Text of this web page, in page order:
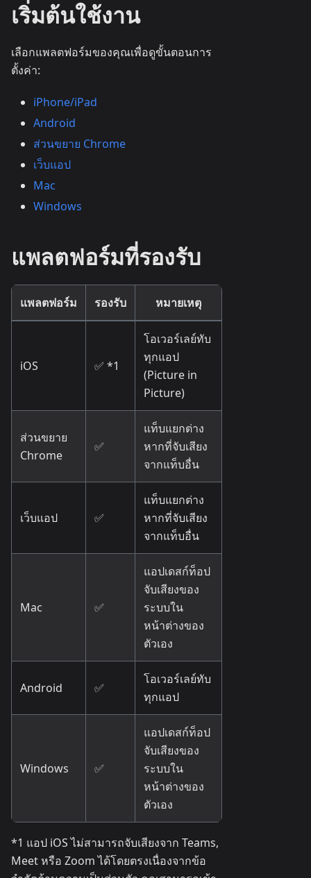
เริ่มต้นใช้งาน
เลือกแพลตฟอร์มของคุณเพื่อดูขั้นตอนการ
ตั้งค่า:
iPhone/iPad
Android
ส่วนขยาย Chrome
เว็บแอป
Mac
Windows
แพลตฟอร์มที่รองรับ
แพลตฟอร์ม รองรับ หมายเหตุ
iOS ✅ *1
โอเวอร์เลย์ทับ
ทุกแอป
(Picture in
Picture)
ส่วนขยาย
Chrome
✅
แท็บแยกต่าง
หากที่จับเสียง
จากแท็บอื่น
เว็บแอป ✅
แท็บแยกต่าง
หากที่จับเสียง
จากแท็บอื่น
Mac ✅
แอปเดสก์ท็อป
จับเสียงของ
ระบบใน
หน้าต่างของ
ตัวเอง
Android ✅
โอเวอร์เลย์ทับ
ทุกแอป
Windows ✅
แอปเดสก์ท็อป
จับเสียงของ
ระบบใน
หน้าต่างของ
ตัวเอง
*1 แอป iOS ไม่สามารถจับเสียงจาก Teams,
Meet หรือ Zoom ได้โดยตรงเนื่องจากข้อ